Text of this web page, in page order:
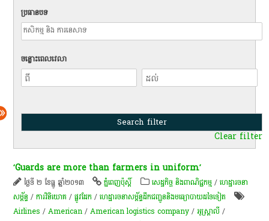
ប្រធានបទ
ចន្លោះពេលវេលា
Clear filter
‘Guards are more than farmers in uniform’
ថ្ងៃទី ២ ខែធ្នូ ឆ្នាំ២០១៣ ភ្នំពេញប៉ុស្តិ៍ សេដ្ឋកិច្ច និងពាណិជ្ជកម្ម /ហេដ្ឋារចនា
សម្ព័ន្ធ /ការវិនិយោគ /ផ្លូវដែក /ហេដ្ឋារចនាសម្ព័ន្ធដឹកជញ្ជូននិងមធ្យោបាយដទៃទៀត
Airlines /American /American logistics company /អូស្ត្រាលី /